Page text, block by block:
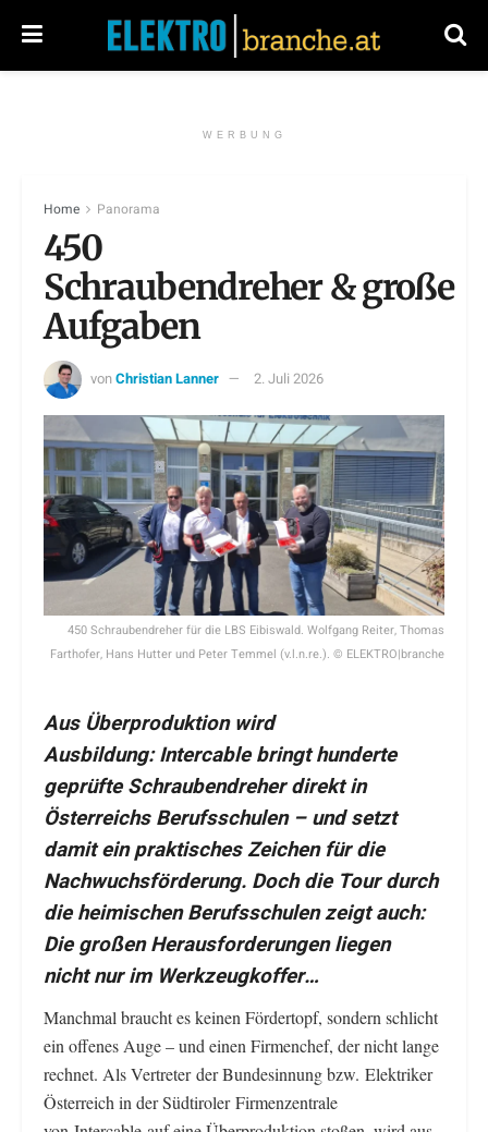
WERBUNG
Home Panorama
450
Schraubendreher & große
Aufgaben
vonChristian Lanner 2. Juli 2026
450 Schraubendreher für die LBS Eibiswald. Wolfgang Reiter, Thomas
Farthofer, Hans Hutter und Peter Temmel (v.l.n.re.). © ELEKTRO|branche
Aus Überproduktion wird
Ausbildung: Intercable bringt hunderte
geprüfte Schraubendreher direkt in
Österreichs Berufsschulen – und setzt
damit ein praktisches Zeichen für die
Nachwuchsförderung. Doch die Tour durch
die heimischen Berufsschulen zeigt auch:
Die großen Herausforderungen liegen
nicht nur im Werkzeugkoffer…
Manchmal braucht es keinen Fördertopf, sondern schlicht
ein offenes Auge – und einen Firmenchef, der nicht lange
rechnet. Als Vertreter der Bundesinnung bzw. Elektriker
Österreich in der Südtiroler Firmenzentrale